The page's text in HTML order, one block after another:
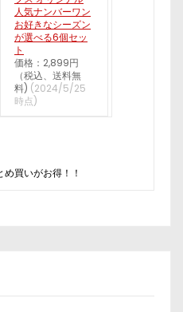
人気ナンバーワン
お好きなシーズン
が選べる6個セッ
ト
価格：2,899円
（税込、送料無
料) (2024/5/25
時点)
買いがお得！！